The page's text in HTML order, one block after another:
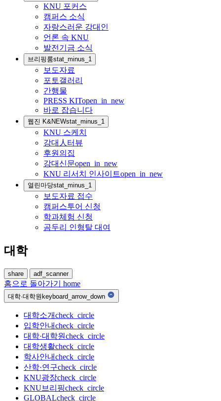
KNU 포커스
캠퍼스 소식
자랑스러운 강대인
언론 속 KNU
발전기금 소식
브리핑룸stat_minus_1
보도자료
포토갤러리
간행물
PRESS KITopen_in_new
바로 잡습니다
웹진 K&NEWstat_minus_1
KNU 스케치
강대人터뷰
후원의집
강대신문open_in_new
KNU 리서치 인사이트open_in_new
열린마당stat_minus_1
보도자료 접수
캠퍼스투어 신청
학과체험 신청
곰두리 인형탈 대여
대학
share adf_scanner
홈으로 돌아가기 home
대학·대학원keyboard_arrow_down
대학소개check_circle
입학안내check_circle
대학·대학원check_circle
대학생활check_circle
학사안내check_circle
산학·연구check_circle
KNU광장check_circle
KNU브리핑check_circle
GLOBALcheck_circle